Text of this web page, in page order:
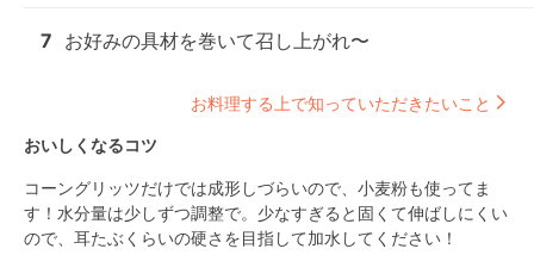
7 お好みの具材を巻いて召し上がれ〜
お料理する上で知っていただきたいこと
おいしくなるコツ
コーングリッツだけでは成形しづらいので、小麦粉も使ってま
す！水分量は少しずつ調整で。少なすぎると固くて伸ばしにくい
ので、耳たぶくらいの硬さを目指して加水してください！